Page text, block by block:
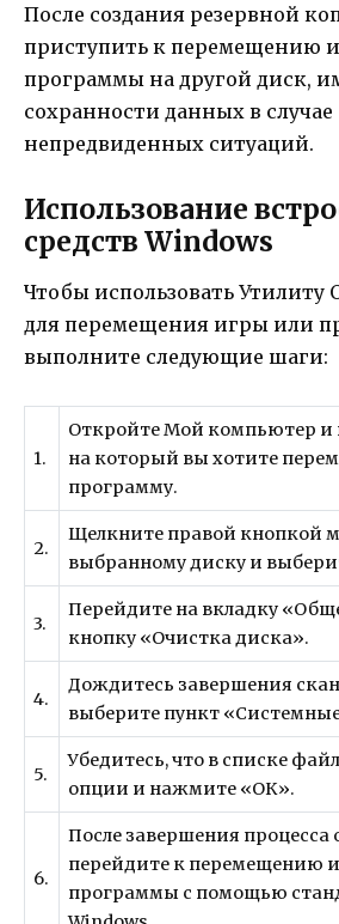
После создания резервной
приступить к перемещению
программы на другой диск,
сохранности данных в случае
непредвиденных ситуаций.
Использование
средств Windows
Чтобы использовать Утилиту
для перемещения игры или
выполните следующие шаги:
1.
Откройте Мой компьютер и
на который вы хотите
программу.
2.
Щелкните правой кнопкой
выбранному диску и
3.
Перейдите на вкладку
кнопку «Очистка диска».
4.
Дождитесь завершения
выберите пункт
5.
Убедитесь, что в списке
опции и нажмите «ОК».
6.
После завершения процесса
перейдите к перемещению
программы с помощью